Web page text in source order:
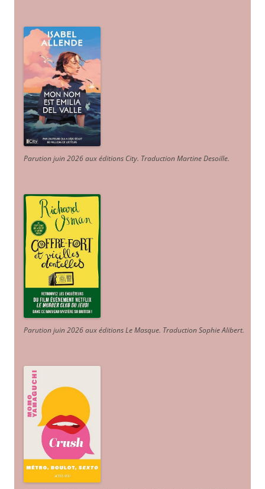
Parution juin 2026 aux éditions City. Traduction Martine Desoille.
Parution juin 2026 aux éditions Le Masque. Traduction Sophie Alibert.